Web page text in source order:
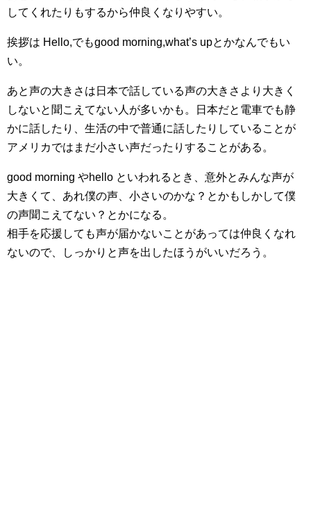
してくれたりもするから仲良くなりやすい。
挨拶は Hello,でもgood morning,what’s upとかなんでもい
い。
あと声の大きさは日本で話している声の大きさより大きく
しないと聞こえてない人が多いかも。日本だと電車でも静
かに話したり、生活の中で普通に話したりしていることが
アメリカではまだ小さい声だったりすることがある。
good morning やhello といわれるとき、意外とみんな声が
大きくて、あれ僕の声、小さいのかな？とかもしかして僕
の声聞こえてない？とかになる。
相手を応援しても声が届かないことがあっては仲良くなれ
ないので、しっかりと声を出したほうがいいだろう。